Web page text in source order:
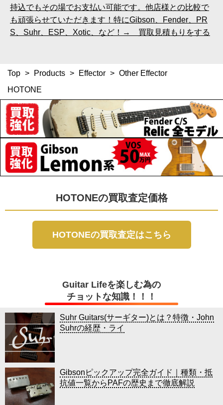
持込でもその場でお支払い可能です。他店様との比較で
も頑張らせていただきます！特にGibson、Fender、PR
S、Suhr、ESP、Xotic、など！→ 買取見積もりをする
Top > Products > Effector > Other Effector
HOTONE
HOTONEの買取査定価格
HOTONEの買取査定はこちら
Guitar Lifeを楽しむ為の
チョットな知識！！！
Suhr Guitars(サーギター)とは？特徴・John
Suhrの経歴・ライ
Gibsonピックアップ完全ガイド｜種類・抵
抗値一覧からPAFの歴史まで徹底解説